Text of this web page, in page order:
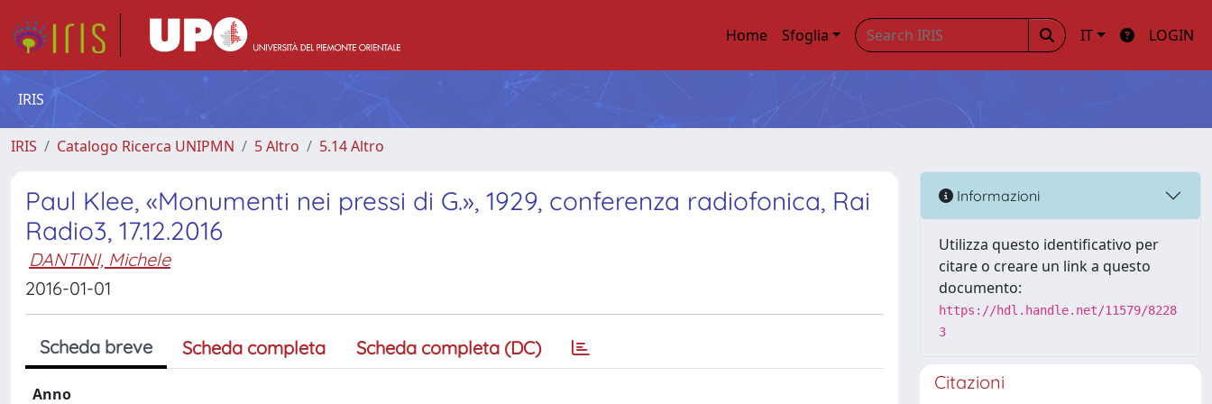
Home Sfoglia IT LOGIN
IRIS
IRIS Catalogo Ricerca UNIPMN 5 Altro 5.14 Altro
Paul Klee, «Monumenti nei pressi di G.», 1929, conferenza radiofonica, Rai
Radio3, 17.12.2016
DANTINI, Michele
2016-01-01
Scheda breve Scheda completa Scheda completa (DC)
Anno
Informazioni
Utilizza questo identificativo per
citare o creare un link a questo
documento:
https://hdl.handle.net/11579/8228
3
Citazioni